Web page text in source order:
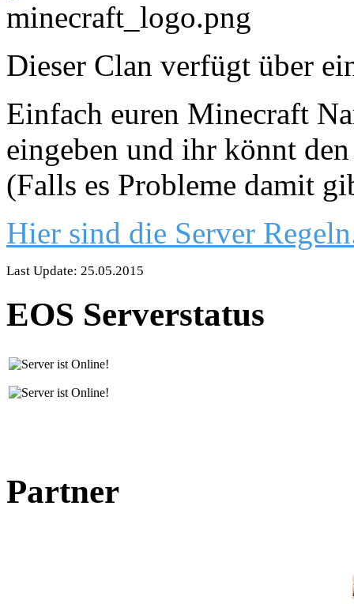
Dieser Clan verfügt über
Einfach euren Minecraft
eingeben und ihr könnt
(Falls es Probleme damit
Hier sind die Server
Last Update: 25.05.2015
EOS Serverstatus
Partner